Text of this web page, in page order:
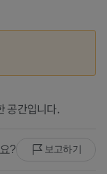
공간입니다.
? 보고하기